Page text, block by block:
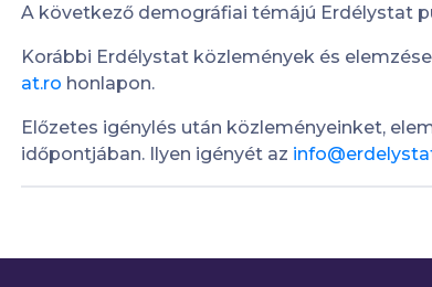
A következő demográfiai témájú Erdélystat
Korábbi Erdélystat közlemények és
at.ro honlapon.
Előzetes igénylés után közleményeinket,
időpontjában. Ilyen igényét az